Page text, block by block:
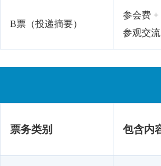
B票（投递摘要）
参会费 +
参观交
票务类别 包含内